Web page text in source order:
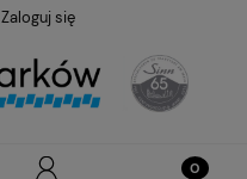
Zaloguj się